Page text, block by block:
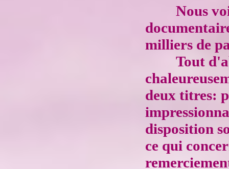
Nous
milliers de
Tout
deux titres:
disposition
ce qui